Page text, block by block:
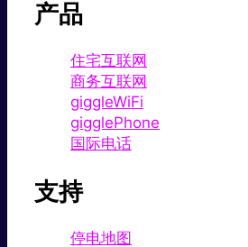
产品
住宅互联网
商务互联网
giggleWiFi
gigglePhone
国际电话
支持
停电地图